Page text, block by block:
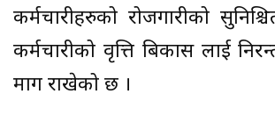
कर्मचारीहरुको रोजगारीको
कर्मचारीको वृत्ति बिकास लाई
माग राखेको छ ।